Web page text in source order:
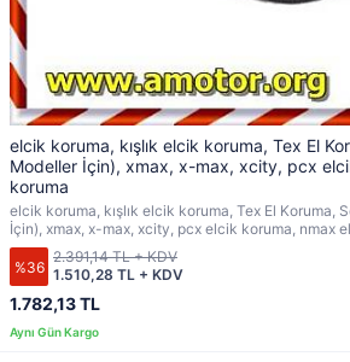
elcik koruma, kışlık elcik koruma, Tex El
Modeller İçin), xmax, x-max, xcity, pcx
koruma
elcik koruma, kışlık elcik koruma, Tex El Koruma,
İçin), xmax, x-max, xcity, pcx elcik koruma, nmax
%36
1.782,13 TL
1.510,28 TL + KDV
2.391,14 TL + KDV